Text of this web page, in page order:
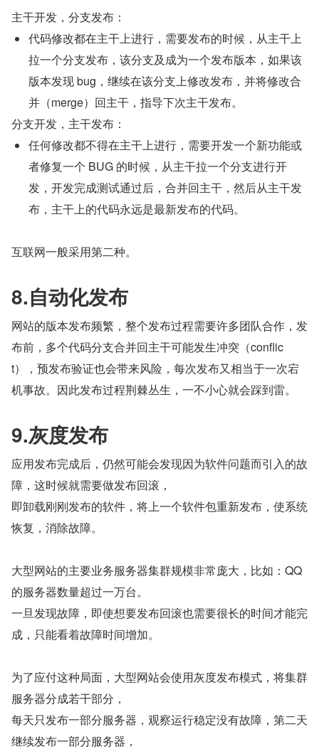
主干开发，分支发布：
代码修改都在主干上进行，需要发布的时候，从主干上
拉一个分支发布，该分支及成为一个发布版本，如果该
版本发现 bug，继续在该分支上修改发布，并将修改合
并（merge）回主干，指导下次主干发布。
分支开发，主干发布：
任何修改都不得在主干上进行，需要开发一个新功能或
者修复一个 BUG 的时候，从主干拉一个分支进行开
发，开发完成测试通过后，合并回主干，然后从主干发
布，主干上的代码永远是最新发布的代码。
互联网一般采用第二种。
8.自动化发布
网站的版本发布频繁，整个发布过程需要许多团队合作，发
布前，多个代码分支合并回主干可能发生冲突（conflic
t），预发布验证也会带来风险，每次发布又相当于一次宕
机事故。因此发布过程荆棘丛生，一不小心就会踩到雷。
9.灰度发布
应用发布完成后，仍然可能会发现因为软件问题而引入的故
障，这时候就需要做发布回滚，
即卸载刚刚发布的软件，将上一个软件包重新发布，使系统
恢复，消除故障。
大型网站的主要业务服务器集群规模非常庞大，比如：QQ
的服务器数量超过一万台。
一旦发现故障，即使想要发布回滚也需要很长的时间才能完
成，只能看着故障时间增加。
为了应付这种局面，大型网站会使用灰度发布模式，将集群
服务器分成若干部分，
每天只发布一部分服务器，观察运行稳定没有故障，第二天
继续发布一部分服务器，